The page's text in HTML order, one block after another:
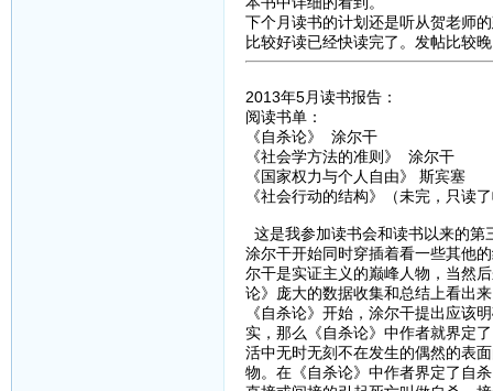
下个月读书的计划还是听从贺老师
比较好读已经快读完了。发帖比较
2013年5月读书报告：
阅读书单：
《自杀论》 涂尔干
《社会学方法的准则》 涂尔干
《国家权力与个人自由》 斯宾塞
《社会行动的结构》（未完，只读
这是我参加读书会和读书以来的
涂尔干开始同时穿插着看一些其他
尔干是实证主义的巅峰人物，当然
论》庞大的数据收集和总结上看出
《自杀论》开始，涂尔干提出应该
实，那么《自杀论》中作者就界定
活中无时无刻不在发生的偶然的表
物。在《自杀论》中作者界定了自